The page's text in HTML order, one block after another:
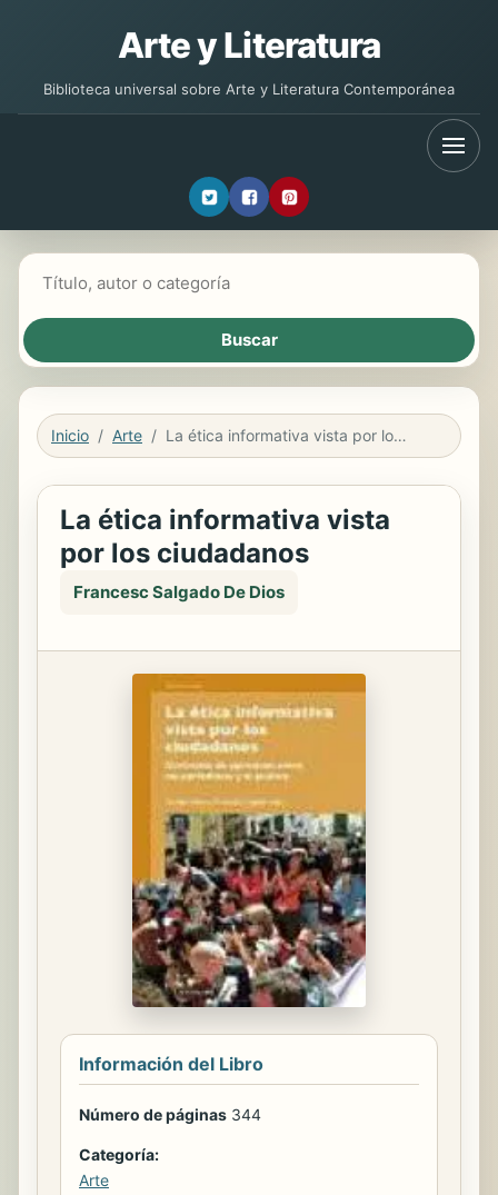
Arte y Literatura
Biblioteca universal sobre Arte y Literatura Contemporánea
Inicio Arte La ética informativa vista por los ciudadanos
La ética informativa vista
por los ciudadanos
Francesc Salgado De Dios
Información del Libro
Número de páginas 344
Categoría:
Arte